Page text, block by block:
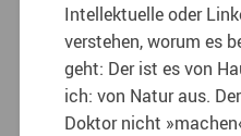
Intellektuelle oder
verstehen, worum es
geht: Der ist es von
ich: von Natur aus.
Doktor nicht